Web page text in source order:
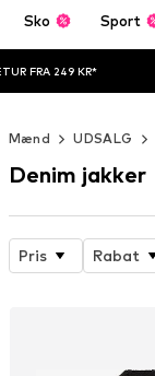
Sko Sport
FRA 249 KR*
Mænd UDSALG
Denim jakker
Pris Rabat